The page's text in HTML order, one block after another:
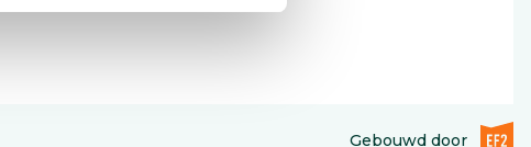
Gebouwd doorEF2